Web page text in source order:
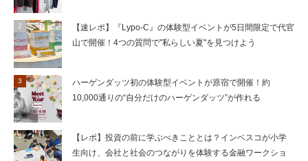
【速レポ】『Lypo-C』の体験型イベントが5日間限定で代官
山で開催！4つの質問で"私らしい夏"を見つけよう
ハーゲンダッツ初の体験型イベントが原宿で開催！約
10,000通りの“自分だけのハーゲンダッツ”が作れる
【レポ】投資の前に学ぶべきこととは？インベスコが小学
生向け、会社と社会のつながりを体験する金融ワークショ